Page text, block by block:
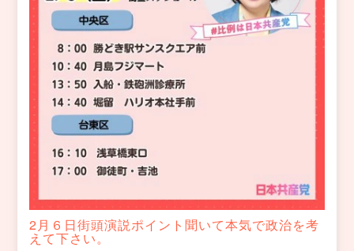
2月６日街頭演説ポイント聞いて本気で政治を考
えて下さい。